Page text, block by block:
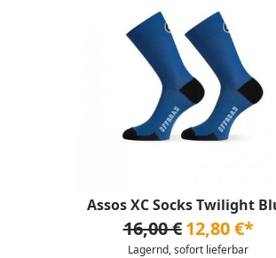
Assos XC Socks Twilight
16,00 € 12,80 €*
Lagernd, sofort lieferbar